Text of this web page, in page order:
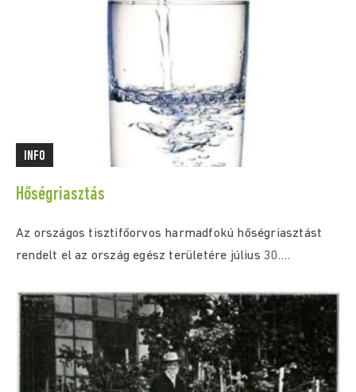
INFO
Hőségriasztás
Az országos tisztifőorvos harmadfokú hőségriasztást
rendelt el az ország egész területére július 30.